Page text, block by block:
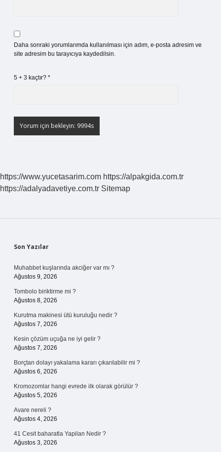
Daha sonraki yorumlarımda kullanılması için adım, e-posta adresim ve
site adresim bu tarayıcıya kaydedilsin.
5 + 3 kaçtır? *
https://www.yucetasarim.com https://alpakgida.com.tr
https://adalyadavetiye.com.tr Sitemap
Sidebar
Son Yazılar
Muhabbet kuşlarında akciğer var mı ?
Ağustos 9, 2026
Tombolo biriktirme mi ?
Ağustos 8, 2026
Kurutma makinesi ütü kuruluğu nedir ?
Ağustos 7, 2026
Kesin çözüm uçuğa ne iyi gelir ?
Ağustos 7, 2026
Borçtan dolayı yakalama kararı çıkarılabilir mi ?
Ağustos 6, 2026
Kromozomlar hangi evrede ilk olarak görülür ?
Ağustos 5, 2026
Avare nereli ?
Ağustos 4, 2026
41 Cesit baharatla Yapilan Nedir ?
Ağustos 3, 2026